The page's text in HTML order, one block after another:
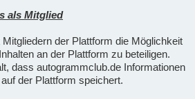
als Mitglied
der Plattform die Möglichkeit
an der Plattform zu beteiligen.
dass autogrammclub.de Informationen
der Plattform speichert.